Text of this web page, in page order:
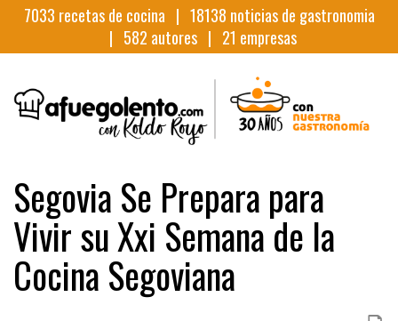
7033 recetas de cocina | 18138 noticias de gastronomia
| 582 autores | 21 empresas
Segovia Se Prepara para
Vivir su Xxi Semana de la
Cocina Segoviana